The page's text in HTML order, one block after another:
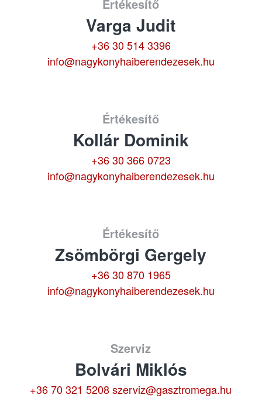
Értékesítő
Varga Judit
+36 30 514 3396
info@nagykonyhaiberendezesek.hu
Értékesítő
Kollár Dominik
+36 30 366 0723
info@nagykonyhaiberendezesek.hu
Értékesítő
Zsömbörgi Gergely
+36 30 870 1965
info@nagykonyhaiberendezesek.hu
Szerviz
Bolvári Miklós
+36 70 321 5208 szerviz@gasztromega.hu